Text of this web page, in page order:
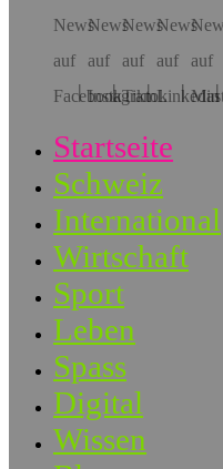
Startseite
Schweiz
International
Wirtschaft
Sport
Leben
Spass
Digital
Wissen